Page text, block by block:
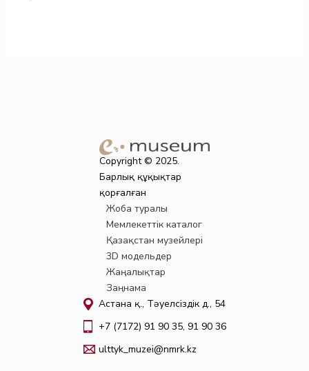
Copyright © 2025.
Барлық құқықтар
қорғалған
Жоба туралы
Мемлекеттік каталог
Қазақстан музейлері
3D модельдер
Жаңалықтар
Заңнама
Астана қ., Тәуелсіздік д., 54
+7 (7172) 91 90 35, 91 90 36
ulttyk_muzei@nmrk.kz